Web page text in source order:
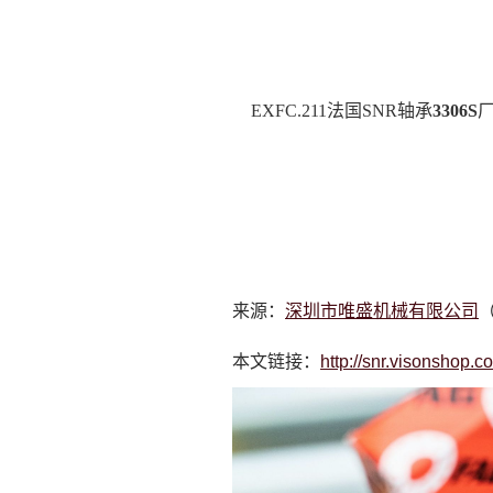
EXFC.211法国SNR轴承3306S
来源： 深圳市唯盛机械有限公司
本文链接： http://